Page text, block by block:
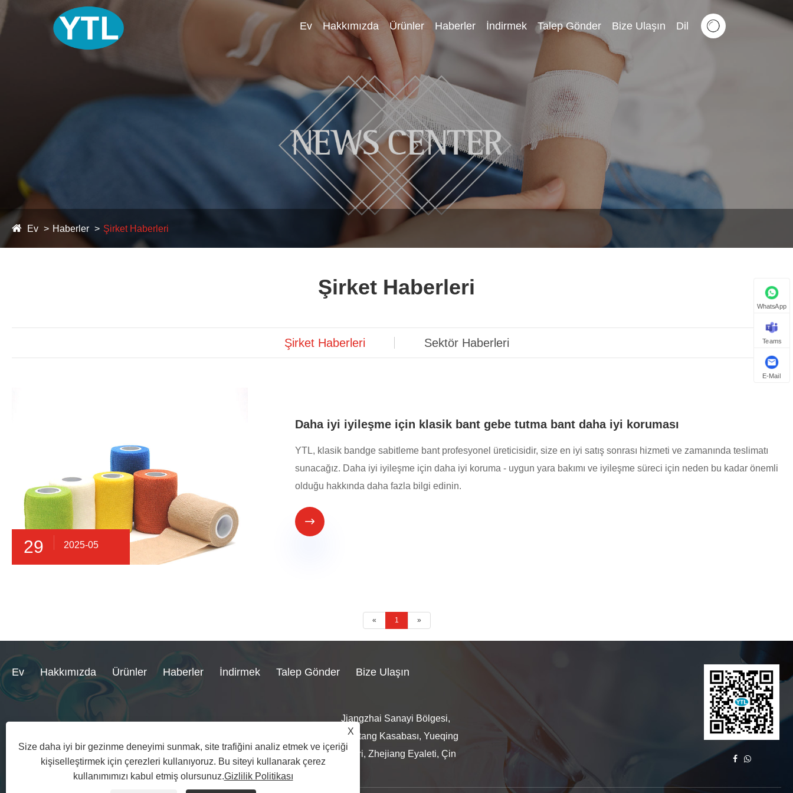
Ev Hakkımızda Ürünler Haberler İndirmek Talep Gönder Bize Ulaşın Dil
Ev Haberler Şirket Haberleri
Şirket Haberleri
Şirket Haberleri Sektör Haberleri
29 2025-05
Daha iyi iyileşme için klasik bant gebe tutma bant daha iyi koruması
YTL, klasik bandge sabitleme bant profesyonel üreticisidir, size en iyi satış sonrası hizmeti ve zamanında teslimatı
sunacağız. Daha iyi iyileşme için daha iyi koruma - uygun yara bakımı ve iyileşme süreci için neden bu kadar önemli
olduğu hakkında daha fazla bilgi edinin.

« 1 »
Ev Hakkımızda Ürünler Haberler İndirmek Talep Gönder Bize Ulaşın
Jiangzhai Sanayi Bölgesi,
Nantang Kasabası, Yueqing
Şehri, Zhejiang Eyaleti, Çin
WhatsApp
Teams
E-Mail
X
Size daha iyi bir gezinme deneyimi sunmak, site trafiğini analiz etmek ve içeriği
kişiselleştirmek için çerezleri kullanıyoruz. Bu siteyi kullanarak çerez
kullanımımızı kabul etmiş olursunuz.Gizlilik Politikası